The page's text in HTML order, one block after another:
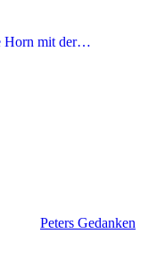
Horn mit der…
Peters Gedanken